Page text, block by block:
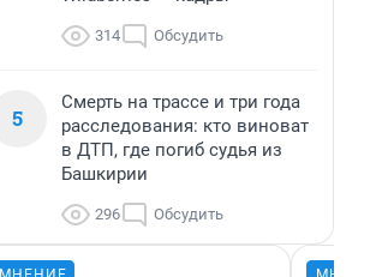
314 Обсудить
5
Смерть на трассе и три года
расследования: кто виноват
в ДТП, где погиб судья из
Башкирии
296 Обсудить